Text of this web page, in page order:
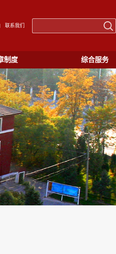
联系我们
制度 综合服务